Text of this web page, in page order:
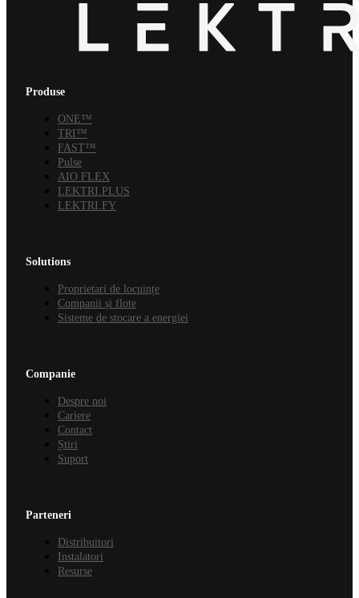
Produse
ONE™
TRI™
FAST™
Pulse
AIO FLEX
LEKTRI.PLUS
LEKTRI.FY
Solutions
Proprietari de locuințe
Companii și flote
Sisteme de stocare a energiei
Parteneri
Distribuitori
Instalatori
Resurse
Companie
Despre noi
Cariere
Contact
Știri
Suport